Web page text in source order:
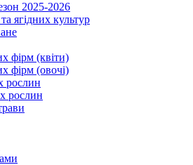
2025-2026
ягідних культур
фірм (квіти)
фірм (овочі)
рослин
рослин